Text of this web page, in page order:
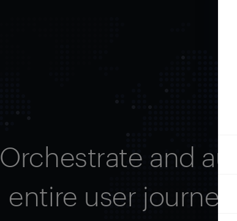
Orchestrate and
entire user journey